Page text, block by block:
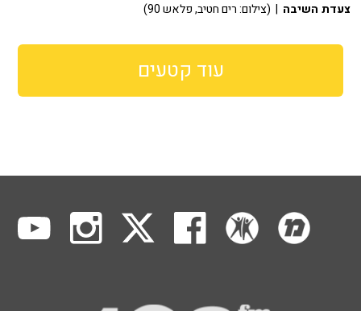
צעדת השיבה | (צילום: רים חטיב, פלאש 90)
עוד קטעים